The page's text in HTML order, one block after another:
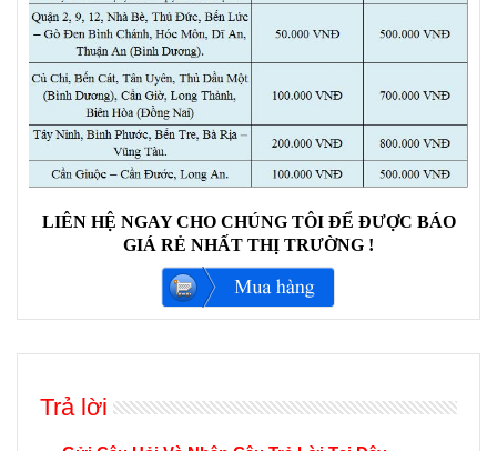
LIÊN HỆ NGAY CHO CHÚNG TÔI ĐỂ ĐƯỢC BÁO
GIÁ RẺ NHẤT THỊ TRƯỜNG !
Trả lời